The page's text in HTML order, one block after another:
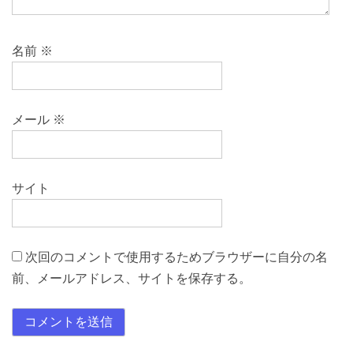
名前 ※
メール ※
サイト
次回のコメントで使用するためブラウザーに自分の名
前、メールアドレス、サイトを保存する。